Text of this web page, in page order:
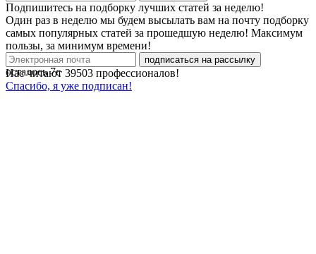
Подпишитесь на подборку лучших статей за неделю!
Один раз в неделю мы будем высылать вам на почту подборку
самых популярных статей за прошедшую неделю! Максимум
пользы, за минимум времени!
подписаться на рассылку
Нас читают 39503 профессионалов!
Спасибо, я уже подписан!
осталось7с